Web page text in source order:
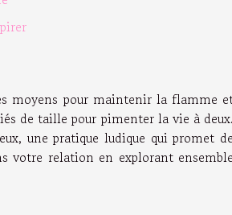
moyens pour maintenir la flamme
de taille pour pimenter la vie à deux.
une pratique ludique qui promet de
votre relation en explorant ensemble